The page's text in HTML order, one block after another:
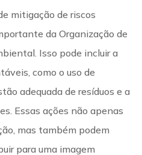
mitigação de riscos
da Organização de
Isso pode incluir a
como o uso de
adequada de resíduos e a
Essas ações não apenas
mas também podem
para uma imagem